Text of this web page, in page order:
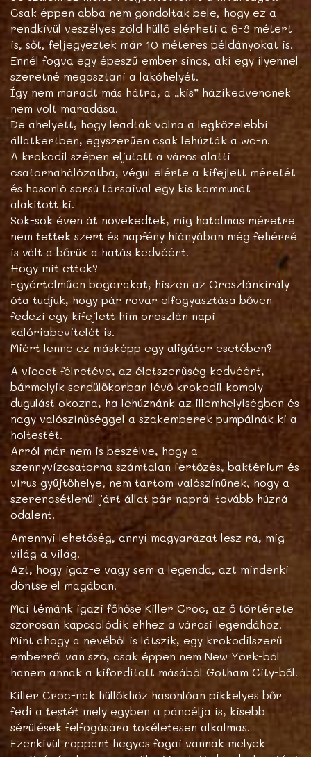
Csak éppen abba nem gondoltak bele, hogy ez a
rendkívül veszélyes zöld hüllő elérheti a 6-8 métert
is, sőt, feljegyeztek már 10 méteres példányokat is.
Ennél fogva egy épeszű ember sincs, aki egy ilyennel
szeretné megosztani a lakóhelyét.
Így nem maradt más hátra, a „kis” házikedvencnek
nem volt maradása.
De ahelyett, hogy leadták volna a legközelebbi
állatkertben, egyszerűen csak lehúzták a wc-n.
A krokodil szépen eljutott a város alatti
csatornahálózatba, végül elérte a kifejlett méretét
és hasonló sorsú társaival egy kis kommunát
alakított ki.
Sok-sok éven át növekedtek, míg hatalmas méretre
nem tettek szert és napfény hiányában még fehérré
is vált a bőrük a hatás kedvéért.
Hogy mit ettek?
Egyértelműen bogarakat, hiszen az Oroszlánkirály
óta tudjuk, hogy pár rovar elfogyasztása bőven
fedezi egy kifejlett hím oroszlán napi
kalóriabevitelét is.
Miért lenne ez másképp egy aligátor esetében?
A viccet félretéve, az életszerűség kedvéért,
bármelyik serdülőkorban lévő krokodil komoly
dugulást okozna, ha lehúznánk az illemhelyiségben és
nagy valószínűséggel a szakemberek pumpálnák ki a
holtestét.
Arról már nem is beszélve, hogy a
szennyvízcsatorna számtalan fertőzés, baktérium és
vírus gyűjtőhelye, nem tartom valószínűnek, hogy a
szerencsétlenül járt állat pár napnál tovább húzná
odalent.
Amennyi lehetőség, annyi magyarázat lesz rá, míg
világ a világ.
Azt, hogy igaz-e vagy sem a legenda, azt mindenki
döntse el magában.
Mai témánk igazi főhőse Killer Croc, az ő története
szorosan kapcsolódik ehhez a városi legendához.
Mint ahogy a nevéből is látszik, egy krokodilszerű
emberről van szó, csak éppen nem New York-ból
hanem annak a kifordított másából Gotham City-ből.
Killer Croc-nak hüllőkhöz hasonlóan pikkelyes bőr
fedi a testét mely egyben a páncélja is, kisebb
sérülések felfogására tökéletesen alkalmas.
Ezenkívül roppant hegyes fogai vannak melyek